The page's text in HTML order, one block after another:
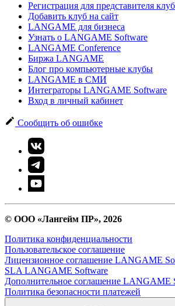
Регистрация для представителя
Добавить клуб на сайт
LANGAME для бизнеса
Узнать о LANGAME Software
LANGAME Conference
Биржа LANGAME
Блог про компьютерные клубы
LANGAME в СМИ
Интеграторы LANGAME Software
Вход в личный кабинет
Сообщить об ошибке
© ООО «Лангейм ПР», 2026
Политика конфиденциальности
Пользовательское соглашение
Лицензионное соглашение LANGAME
SLA LANGAME Software
Дополнительное соглашение LANGAME
Политика безопасности платежей